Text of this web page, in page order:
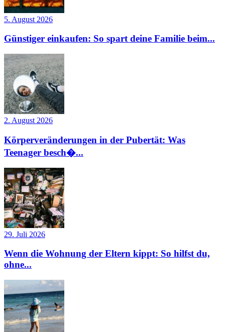
5. August 2026
Günstiger einkaufen: So spart deine Familie beim...
2. August 2026
Körperveränderungen in der Pubertät: Was
Teenager besch�...
29. Juli 2026
Wenn die Wohnung der Eltern kippt: So hilfst du,
ohne...